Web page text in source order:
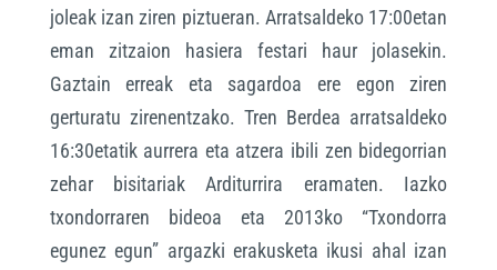
joleak izan ziren piztueran. Arratsaldeko 17:00etan
eman zitzaion hasiera festari haur jolasekin.
Gaztain erreak eta sagardoa ere egon ziren
gerturatu zirenentzako. Tren Berdea arratsaldeko
16:30etatik aurrera eta atzera ibili zen bidegorrian
zehar bisitariak Arditurrira eramaten. Iazko
txondorraren bideoa eta 2013ko “Txondorra
egunez egun” argazki erakusketa ikusi ahal izan